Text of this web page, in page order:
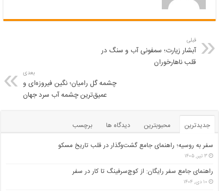
قبلی
آبشار زیارت؛ سمفونی آب و سنگ در
قلب ناهارخوران
بعدی
چشمه گل رامیان؛ نگین فیروزه‌ای و
عمیق‌ترین چشمه آب سرد جهان
جدیدترین محبوبترین دیدگاه ها
برچسب
سفر به روسیه؛ راهنمای جامع گشت‌وگذار در قلب تاریخ مسکو
۳ تیر, ۱۴۰۵
راهنمای جامع سفر رایگان: از کوچ‌سرفینگ تا کار در سفر
۱۰ دی, ۱۴۰۴